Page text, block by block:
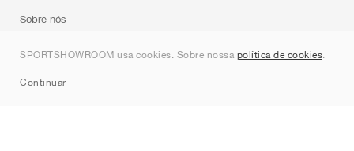
SPORTSHOWROOM usa cookies. Sobre nossa política de cookies.
Continuar
Sobre nós